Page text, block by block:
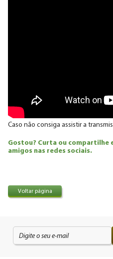
Caso não consiga assistir a
Gostou? Curta ou compartilhe
amigos nas redes sociais.
Voltar página